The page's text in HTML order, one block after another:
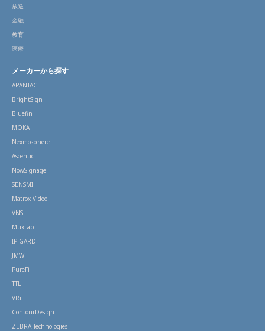
放送
金融
教育
医療
メーカーから探す
APANTAC
BrightSign
Bluefin
MOKA
Nexmosphere
Ascentic
NowSignage
SENSMI
Matrox Video
VNS
MuxLab
IP GARD
JMW
PureFi
TTL
VRi
ContourDesign
ZEBRA Technologies